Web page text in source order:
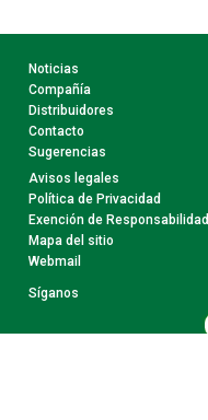
Noticias
Compañía
Distribuidores
Contacto
Sugerencias
Avisos legales
Política de Privacidad
Exención de Responsabilidad
Mapa del sitio
Webmail
Síganos